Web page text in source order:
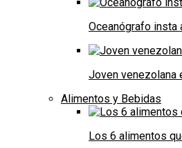
Oceanógrafo
Joven venezolana
Alimentos y Bebidas
Los 6 alimentos